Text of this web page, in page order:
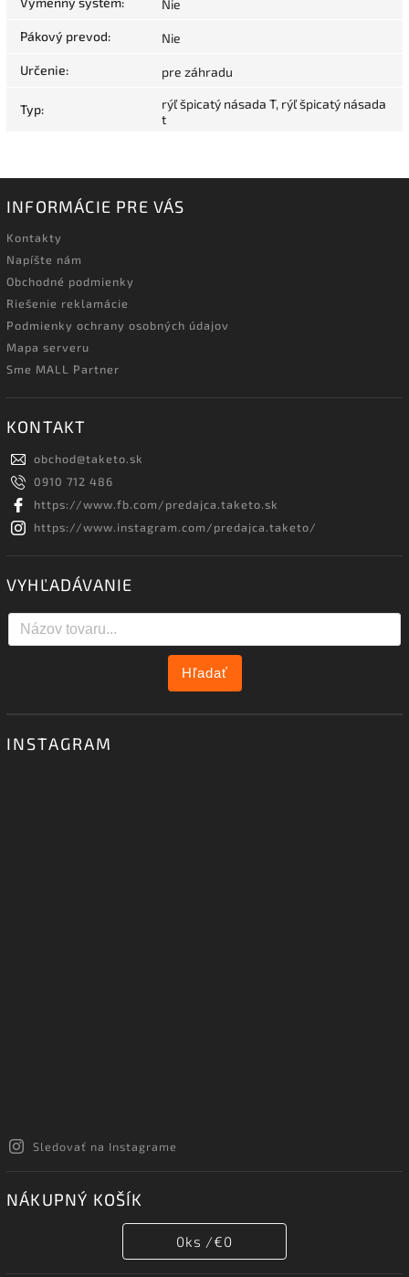
Nie
Pákový prevod: Nie
Určenie: pre záhradu
Typ:
rýľ špicatý násada T, rýľ špicatý násada
t
INFORMÁCIE PRE VÁS
Kontakty
Napíšte nám
Obchodné podmienky
Riešenie reklamácie
Podmienky ochrany osobných údajov
Mapa serveru
Sme MALL Partner
KONTAKT
obchod@taketo.sk
0910 712 486
https://www.fb.com/predajca.taketo.sk
https://www.instagram.com/predajca.taketo/
VYHĽADÁVANIE
Hľadať
INSTAGRAM
Sledovať na Instagrame
NÁKUPNÝ KOŠÍK
0ks /€0